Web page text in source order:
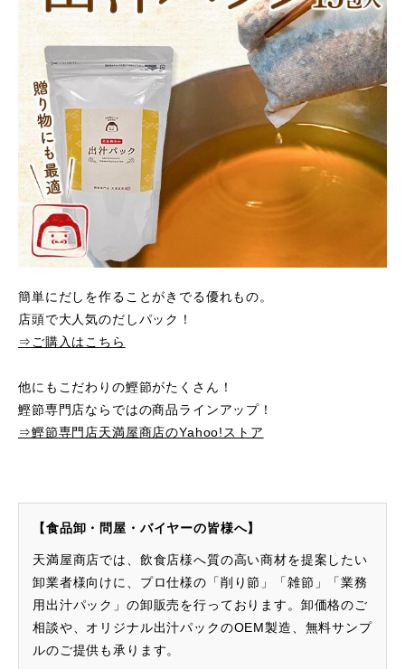
簡単にだしを作ることがきでる優れもの。
店頭で大人気のだしパック！
⇒ご購入はこちら
他にもこだわりの鰹節がたくさん！
鰹節専門店ならではの商品ラインアップ！
⇒鰹節専門店天満屋商店のYahoo!ストア
【食品卸・問屋・バイヤーの皆様へ】
天満屋商店では、飲食店様へ質の高い商材を提案したい
卸業者様向けに、プロ仕様の「削り節」「雑節」「業務
用出汁パック」の卸販売を行っております。卸価格のご
相談や、オリジナル出汁パックのOEM製造、無料サンプ
ルのご提供も承ります。